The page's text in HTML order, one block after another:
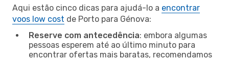
Aqui estão cinco dicas para ajudá-lo a encontrar
voos low cost de Porto para Génova:
Reserve com antecedência: embora algumas
pessoas esperem até ao último minuto para
encontrar ofertas mais baratas, recomendamos